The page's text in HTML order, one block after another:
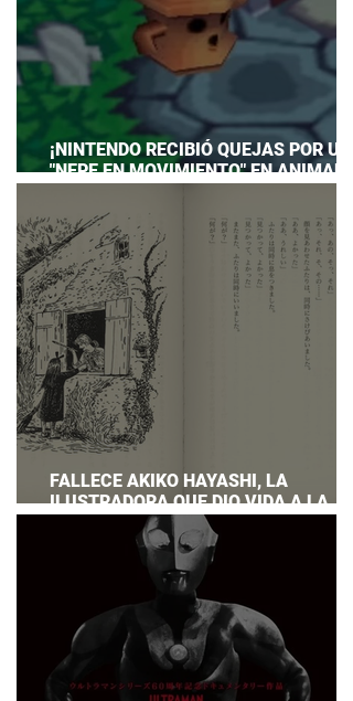
¡NINTENDO RECIBIÓ QUEJAS POR UN
"NEPE EN MOVIMIENTO" EN ANIMAL
PREPARAR UNA RESPUESTA OFICIAL!
FALLECE AKIKO HAYASHI, LA
ILUSTRADORA QUE DIO VIDA A LA
NOVELA ORIGINAL DE KIKI'S DELIVERY